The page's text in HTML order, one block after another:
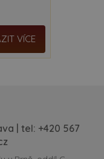
VÍCE
| tel: +420 567